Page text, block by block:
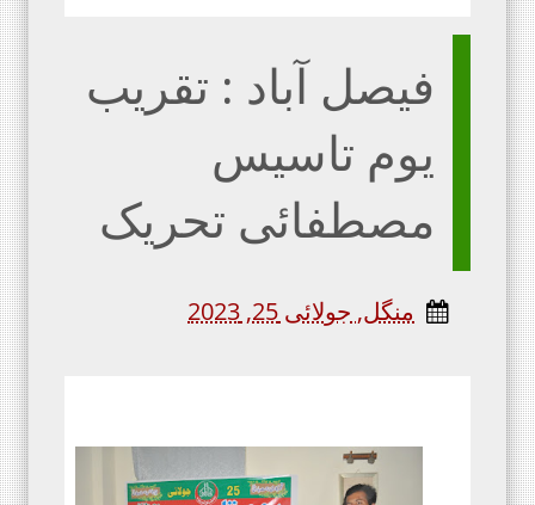
فیصل آباد : تقریب
یوم تاسیس
مصطفائی تحریک
منگل, جولائی 25, 2023